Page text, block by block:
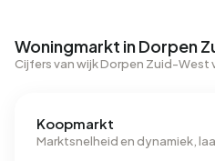
Woningmarkt in Dorpen
Cijfers van wijk Dorpen Zuid-
Koopmarkt
Marktsnelheid en dynamiek,